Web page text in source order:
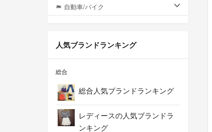
自動車/バイク
人気ブランドランキング
総合
総合人気ブランドランキング
レディースの人気ブランドラ
ンキング